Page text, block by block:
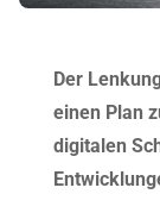
Der
einen Plan
digitalen